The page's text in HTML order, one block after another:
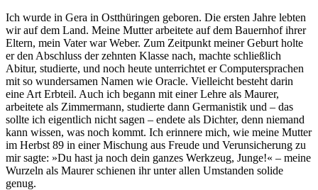
Ich wurde in Gera in Ostthüringen geboren. Die ersten Jahre lebten
wir auf dem Land. Meine Mutter arbeitete auf dem Bauernhof ihrer
Eltern, mein Vater war Weber. Zum Zeitpunkt meiner Geburt holte
er den Abschluss der zehnten Klasse nach, machte schließlich
Abitur, studierte, und noch heute unterrichtet er Computersprachen
mit so wundersamen Namen wie Oracle. Vielleicht besteht darin
eine Art Erbteil. Auch ich begann mit einer Lehre als Maurer,
arbeitete als Zimmermann, studierte dann Germanistik und – das
sollte ich eigentlich nicht sagen – endete als Dichter, denn niemand
kann wissen, was noch kommt. Ich erinnere mich, wie meine Mutter
im Herbst 89 in einer Mischung aus Freude und Verunsicherung zu
mir sagte: »Du hast ja noch dein ganzes Werkzeug, Junge!« – meine
Wurzeln als Maurer schienen ihr unter allen Umstanden solide
genug.